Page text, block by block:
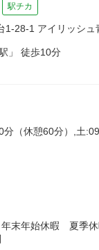
駅チカ
1-28-1 アイリッシュ
」 徒歩10分
（休憩60分）,土
末年始休暇 夏季